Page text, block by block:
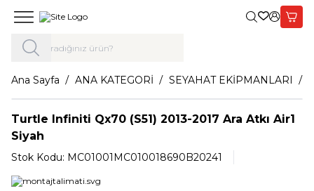
Giriş Yap,
Ana Sayfa ANA KATEGORİ SEYAHAT EKİPMANLARI
Turtle Infiniti Qx70 (S51) 2013-2017 Ara Atkı Air1
Siyah
Stok Kodu: MC01001MC010018690B20241